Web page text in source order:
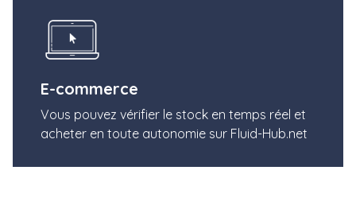
E-commerce
Vous pouvez vérifier le stock en temps réel et
acheter en toute autonomie sur Fluid-Hub.net